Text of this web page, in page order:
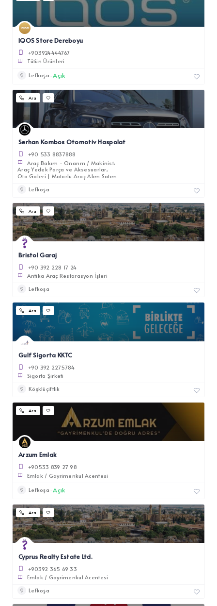
IQOS Store Dereboyu
+903924444767
Tütün Ürünleri
Lefkoşa Açık
Ara
Serhan Kombos Otomotiv Haspolat
+90 533 8837888
Araç Bakım - Onarım / Makinist
Araç Yedek Parça ve Aksesuarlar
Oto Galeri | Motorlu Araç Alım Satım
Lefkoşa
Ara
Bristol Garaj
+90 392 228 17 24
Antika Araç Restorasyon İşleri
Lefkoşa
Ara
Gulf Sigorta KKTC
+90 392 2275784
Sigorta Şirketi
Köşklüçiftlik
Ara
Arzum Emlak
+90533 839 27 98
Emlak / Gayrimenkul Acentesi
Lefkoşa Açık
Ara
Cyprus Realty Estate Ltd.
+90392 365 69 33
Emlak / Gayrimenkul Acentesi
Lefkoşa